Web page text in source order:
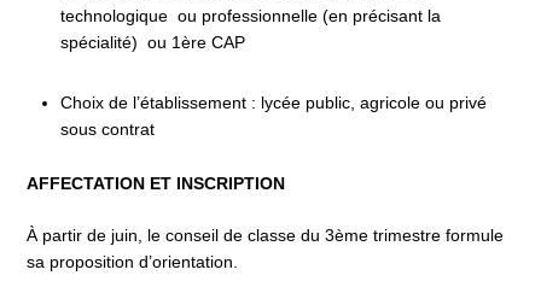
technologique ou professionnelle (en précisant la
spécialité) ou 1ère CAP
Choix de l’établissement : lycée public, agricole ou privé
sous contrat
AFFECTATION ET INSCRIPTION
À partir de juin, le conseil de classe du 3ème trimestre formule
sa proposition d’orientation.